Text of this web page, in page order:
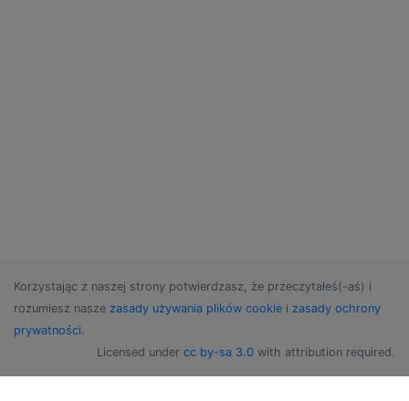
Korzystając z naszej strony potwierdzasz, że przeczytałeś(-aś) i
rozumiesz nasze zasady używania plików cookie i zasady ochrony
prywatności.
Licensed under cc by-sa 3.0 with attribution required.